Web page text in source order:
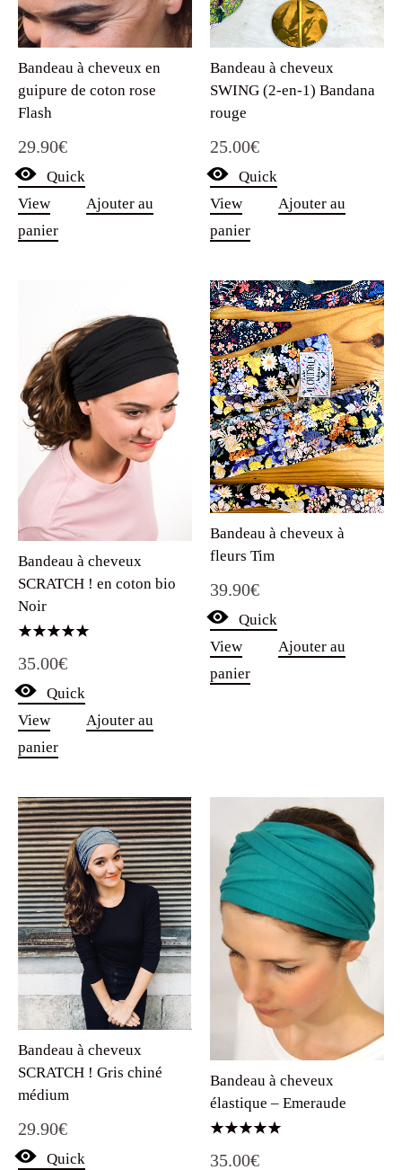
Bandeau à cheveux en
guipure de coton rose
Flash
29.90€
Quick
View
Ajouter au
panier
Bandeau à cheveux
SWING (2-en-1) Bandana
rouge
25.00€
Quick
View
Ajouter au
panier
Bandeau à cheveux
SCRATCH ! en coton bio
Noir
5.00
35.00€
Quick
View
Ajouter au
panier
Bandeau à cheveux à
fleurs Tim
39.90€
Quick
View
Ajouter au
panier
Bandeau à cheveux
SCRATCH ! Gris chiné
médium
29.90€
Quick
Bandeau à cheveux
élastique – Emeraude
5.00
35.00€